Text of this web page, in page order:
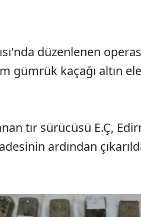
düzenlenen
gümrük kaçağı altın
tır sürücüsü E.Ç,
ardından